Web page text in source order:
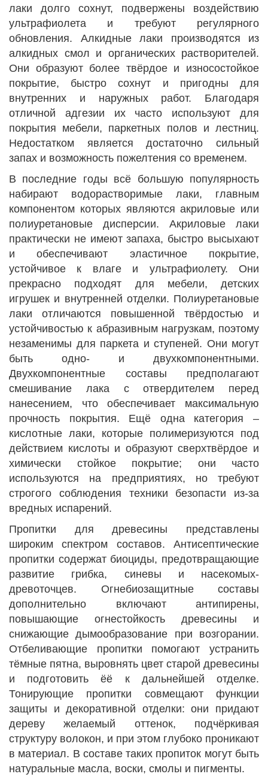
лаки долго сохнут, подвержены воздействию
ультрафиолета и требуют регулярного
обновления. Алкидные лаки производятся из
алкидных смол и органических растворителей.
Они образуют более твёрдое и износостойкое
покрытие, быстро сохнут и пригодны для
внутренних и наружных работ. Благодаря
отличной адгезии их часто используют для
покрытия мебели, паркетных полов и лестниц.
Недостатком является достаточно сильный
запах и возможность пожелтения со временем.
В последние годы всё большую популярность
набирают водорастворимые лаки, главным
компонентом которых являются акриловые или
полиуретановые дисперсии. Акриловые лаки
практически не имеют запаха, быстро высыхают
и обеспечивают эластичное покрытие,
устойчивое к влаге и ультрафиолету. Они
прекрасно подходят для мебели, детских
игрушек и внутренней отделки. Полиуретановые
лаки отличаются повышенной твёрдостью и
устойчивостью к абразивным нагрузкам, поэтому
незаменимы для паркета и ступеней. Они могут
быть одно- и двухкомпонентными.
Двухкомпонентные составы предполагают
смешивание лака с отвердителем перед
нанесением, что обеспечивает максимальную
прочность покрытия. Ещё одна категория –
кислотные лаки, которые полимеризуются под
действием кислоты и образуют сверхтвёрдое и
химически стойкое покрытие; они часто
используются на предприятиях, но требуют
строгого соблюдения техники безопасти из-за
вредных испарений.
Пропитки для древесины представлены
широким спектром составов. Антисептические
пропитки содержат биоциды, предотвращающие
развитие грибка, синевы и насекомых-
древоточцев. Огнебиозащитные составы
дополнительно включают антипирены,
повышающие огнестойкость древесины и
снижающие дымообразование при возгорании.
Отбеливающие пропитки помогают устранить
тёмные пятна, выровнять цвет старой древесины
и подготовить ёё к дальнейшей отделке.
Тонирующие пропитки совмещают функции
защиты и декоративной отделки: они придают
дереву желаемый оттенок, подчёркивая
структуру волокон, и при этом глубоко проникают
в материал. В составе таких пропиток могут быть
натуральные масла, воски, смолы и пигменты.